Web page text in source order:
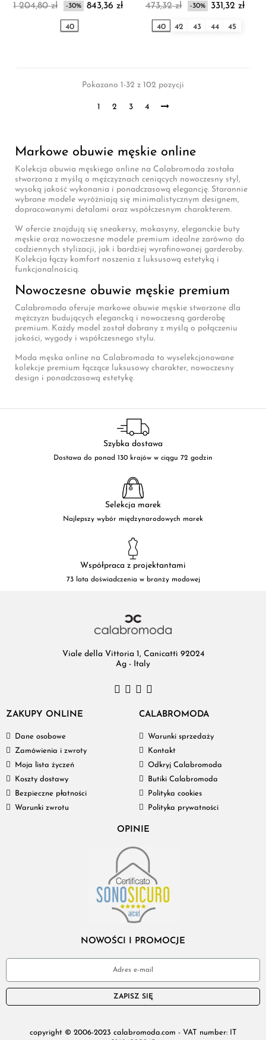
1 204,80 zł -30% 843,36 zł
40
473,32 zł -30% 331,32 zł
40 42 43 44 45
Pokazano 1-32 z 102 pozycji
1 2 3 4
Markowe obuwie męskie online
Kolekcja obuwia męskiego online na Calabromoda została
stworzona z myślą o mężczyznach ceniących nowoczesny styl,
wysoką jakość wykonania i ponadczasową elegancję. Starannie
wybrane modele wyróżniają się minimalistycznym designem,
dopracowanymi detalami oraz współczesnym charakterem.
W ofercie znajdują się sneakersy, mokasyny, eleganckie buty
męskie oraz nowoczesne modele premium idealne zarówno do
codziennych stylizacji, jak i bardziej wyrafinowanej garderoby.
Kolekcja łączy komfort noszenia z luksusową estetyką i
funkcjonalnością.
Nowoczesne obuwie męskie premium
Calabromoda oferuje markowe obuwie męskie stworzone dla
mężczyzn budujących elegancką i nowoczesną garderobę
premium. Każdy model został dobrany z myślą o połączeniu
jakości, wygody i współczesnego stylu.
Moda męska online na Calabromoda to wyselekcjonowane
kolekcje premium łączące luksusowy charakter, nowoczesny
design i ponadczasową estetykę.
Szybka dostawa
Dostawa do ponad 130 krajów w ciągu 72 godzin
Selekcja marek
Najlepszy wybór międzynarodowych marek
Współpraca z projektantami
73 lata doświadczenia w branży modowej
Viale della Vittoria 1, Canicattì 92024
Ag - Italy
ZAKUPY ONLINE
Dane osobowe
Zamówienia i zwroty
Moja lista życzeń
Koszty dostawy
Bezpieczne płatności
Warunki zwrotu
CALABROMODA
Warunki sprzedaży
Kontakt
Odkryj Calabromoda
Butiki Calabromoda
Polityka cookies
Polityka prywatności
OPINIE
NOWOŚCI I PROMOCJE
ZAPISZ SIĘ
copyright © 2006-2023 calabromoda.com - VAT number: IT